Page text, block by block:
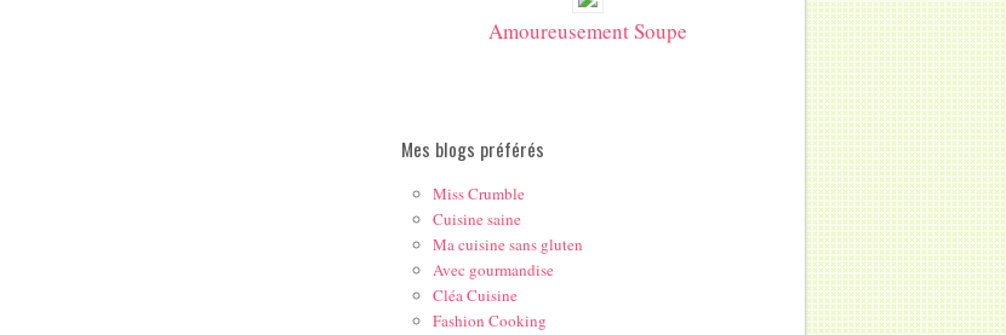
Amoureusement Soupe
Mes blogs préférés
Miss Crumble
Cuisine saine
Ma cuisine sans gluten
Avec gourmandise
Cléa Cuisine
Fashion Cooking